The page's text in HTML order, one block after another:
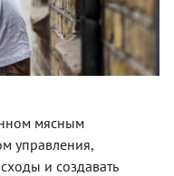
мясным
управления,
и создавать